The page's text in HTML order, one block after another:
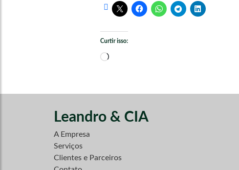
Curtir isso:
Carregando...
Leandro & CIA
A Empresa
Serviços
Clientes e Parceiros